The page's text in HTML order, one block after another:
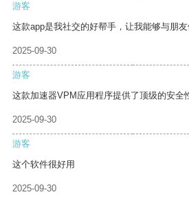
游客
这款app是我社交的好帮手，让我能够与朋友
2025-09-30
游客
这款加速器VPM应用程序提供了顶级的安全
2025-09-30
游客
这个软件很好用
2025-09-30